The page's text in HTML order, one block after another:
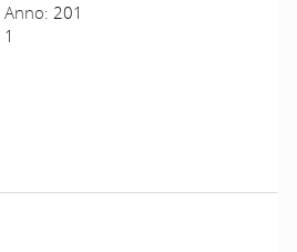
Anno: 201
1